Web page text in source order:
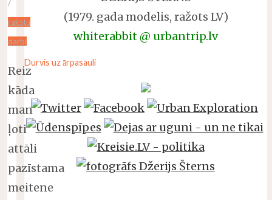
(1979. gada modelis, ražots LV)
whiterabbit @ urbantrip.lv
Durvis uz ārpasauli
rakstu
darbi
Reiz
kāda
man
ļoti
attāli
pazīstama
meitene